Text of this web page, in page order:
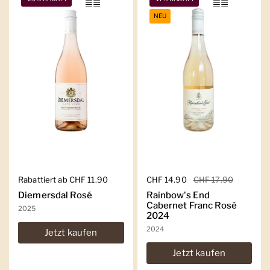
Regulärer Preis
Rabattiert ab CHF 11.90
Diemersdal Rosé
2025
Jetzt kaufen
Regulärer Preis
CHF 14.90 Sale-Preis
CHF 17.90
Rainbow's End
Cabernet Franc Rosé
2024
2024
Jetzt kaufen
NEU